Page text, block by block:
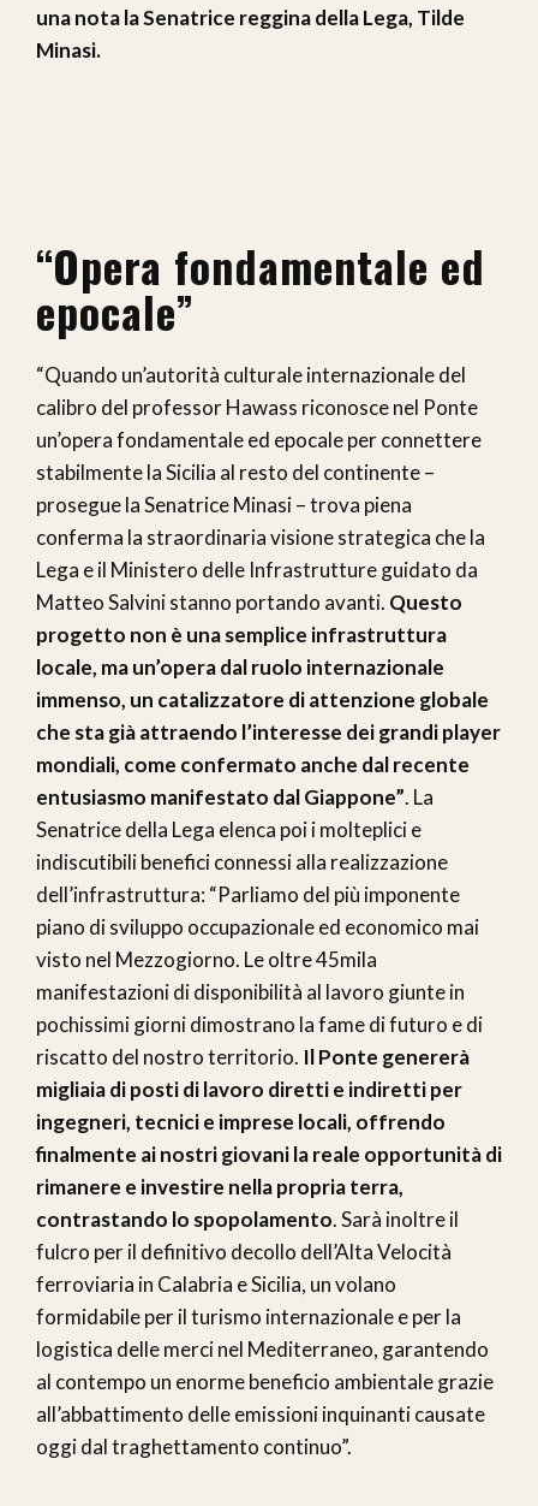
una nota la Senatrice reggina della Lega, Tilde
Minasi.
“Opera fondamentale ed
epocale”
“Quando un’autorità culturale internazionale del
calibro del professor Hawass riconosce nel Ponte
un’opera fondamentale ed epocale per connettere
stabilmente la Sicilia al resto del continente –
prosegue la Senatrice Minasi – trova piena
conferma la straordinaria visione strategica che la
Lega e il Ministero delle Infrastrutture guidato da
Matteo Salvini stanno portando avanti. Questo
progetto non è una semplice infrastruttura
locale, ma un’opera dal ruolo internazionale
immenso, un catalizzatore di attenzione globale
che sta già attraendo l’interesse dei grandi player
mondiali, come confermato anche dal recente
entusiasmo manifestato dal Giappone”. La
Senatrice della Lega elenca poi i molteplici e
indiscutibili benefici connessi alla realizzazione
dell’infrastruttura: “Parliamo del più imponente
piano di sviluppo occupazionale ed economico mai
visto nel Mezzogiorno. Le oltre 45mila
manifestazioni di disponibilità al lavoro giunte in
pochissimi giorni dimostrano la fame di futuro e di
riscatto del nostro territorio. Il Ponte genererà
migliaia di posti di lavoro diretti e indiretti per
ingegneri, tecnici e imprese locali, offrendo
finalmente ai nostri giovani la reale opportunità di
rimanere e investire nella propria terra,
contrastando lo spopolamento. Sarà inoltre il
fulcro per il definitivo decollo dell’Alta Velocità
ferroviaria in Calabria e Sicilia, un volano
formidabile per il turismo internazionale e per la
logistica delle merci nel Mediterraneo, garantendo
al contempo un enorme beneficio ambientale grazie
all’abbattimento delle emissioni inquinanti causate
oggi dal traghettamento continuo”.